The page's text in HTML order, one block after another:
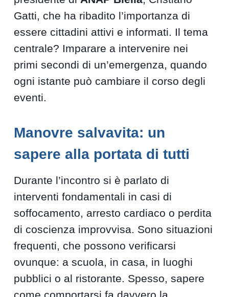
Gatti, che ha ribadito l’importanza di
essere cittadini attivi e informati. Il tema
centrale? Imparare a intervenire nei
primi secondi di un’emergenza, quando
ogni istante può cambiare il corso degli
eventi.
Manovre salvavita: un
sapere alla portata di tutti
Durante l’incontro si è parlato di
interventi fondamentali in casi di
soffocamento, arresto cardiaco o perdita
di coscienza improvvisa. Sono situazioni
frequenti, che possono verificarsi
ovunque: a scuola, in casa, in luoghi
pubblici o al ristorante. Spesso, sapere